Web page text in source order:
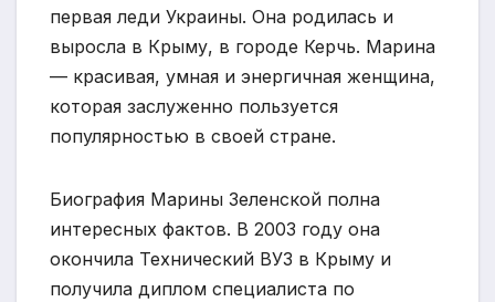
первая леди Украины. Она родилась и
выросла в Крыму, в городе Керчь. Марина
— красивая, умная и энергичная женщина,
которая заслуженно пользуется
популярностью в своей стране.
Биография Марины Зеленской полна
интересных фактов. В 2003 году она
окончила Технический ВУЗ в Крыму и
получила диплом специалиста по